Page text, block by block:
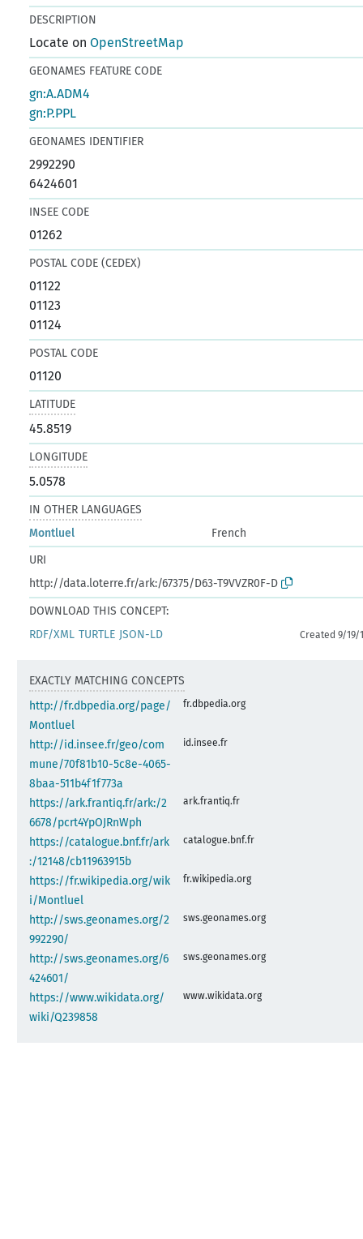
DESCRIPTION
Locate onOpenStreetMap
GEONAMES FEATURE CODE
gn:A.ADM4
gn:P.PPL
GEONAMES IDENTIFIER
2992290
6424601
INSEE CODE
01262
POSTAL CODE (CEDEX)
01122
01123
01124
POSTAL CODE
01120
LATITUDE
45.8519
LONGITUDE
5.0578
IN OTHER LANGUAGES
Montluel
French
URI
http://data.loterre.fr/ark:/67375/D63-T9VVZR0F-D
DOWNLOAD THIS CONCEPT:
RDF/XML TURTLE JSON-LD Created 9/19/
EXACTLY MATCHING CONCEPTS
http://fr.dbpedia.org/page/
Montluel
fr.dbpedia.org
http://id.insee.fr/geo/com
mune/70f81b10-5c8e-4065-
8baa-511b4f1f773a
id.insee.fr
https://ark.frantiq.fr/ark:/2
6678/pcrt4YpOJRnWph
ark.frantiq.fr
https://catalogue.bnf.fr/ark
:/12148/cb11963915b
catalogue.bnf.fr
https://fr.wikipedia.org/wik
i/Montluel
fr.wikipedia.org
http://sws.geonames.org/2
992290/
sws.geonames.org
http://sws.geonames.org/6
424601/
sws.geonames.org
https://www.wikidata.org/
wiki/Q239858
www.wikidata.org